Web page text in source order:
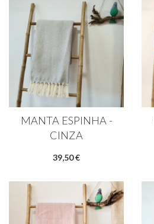
MANTA ESPINHA -
CINZA
39,50 €